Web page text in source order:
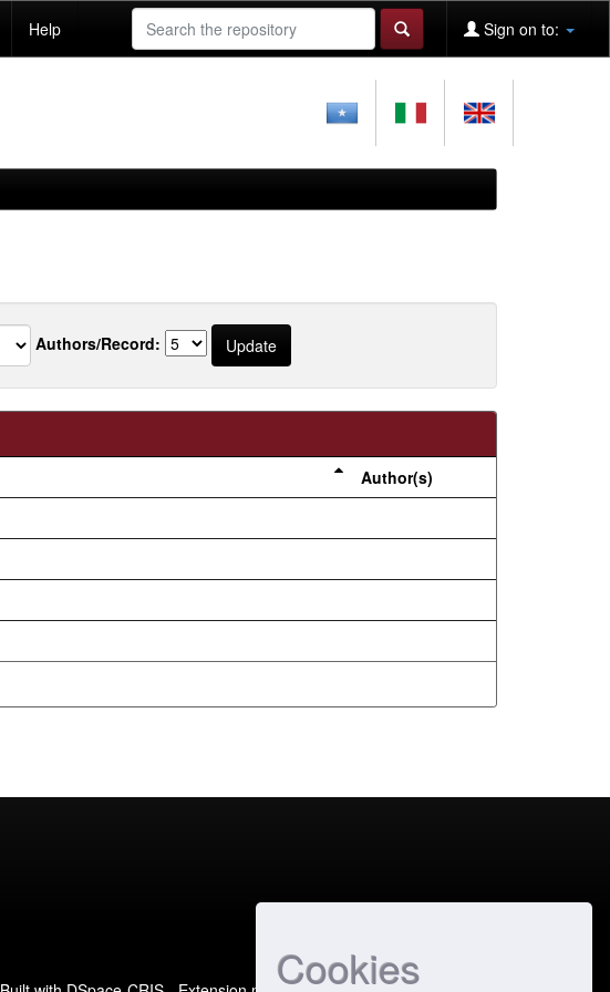
Cookies
Help Sign on to:
Authors/Record:
Author(s)